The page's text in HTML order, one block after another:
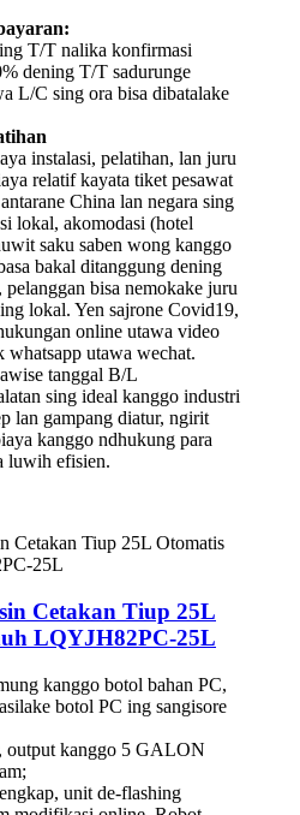
T/T nalika konfirmasi
dening T/T sadurunge
L/C sing ora bisa dibatalake
instalasi, pelatihan, lan juru
relatif kayata tiket pesawat
China lan negara sing
lokal, akomodasi (hotel
saku saben wong kanggo
bakal ditanggung dening
bisa nemokake juru
lokal. Yen sajrone Covid19,
online utawa video
utawa wechat.
tanggal B/L
sing ideal kanggo industri
lan gampang diatur, ngirit
kanggo ndhukung para
luwih efisien.
Cetakan Tiup 25L
LQYJH82PC-25L
kanggo botol bahan PC,
botol PC ing sangisore
output kanggo 5 GALON
unit de-flashing